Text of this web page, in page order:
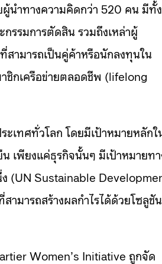
ผู้นำทางความคิดกว่า 520 คน มีทั้
รรมการตัดสิน รวมถึงเหล่าผู้
สามารถเป็นคู่ค้าหรือนักลงทุนใน
ชิกเครือข่ายตลอดชีพ (lifelong
ะเทศทั่วโลก โดยมีเป้าหมายหลักใ
เพียงแค่ธุรกิจนั้นๆ มีเป้าหมายท
(UN Sustainable
ามารถสร้างผลกำไรได้ด้วยโซลูชั
Women’s Initiative ถูกจัด